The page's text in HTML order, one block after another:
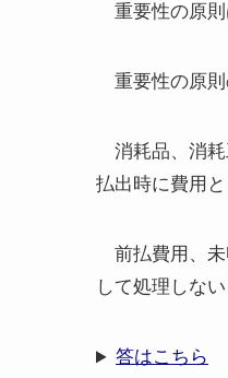
重要性の原則
重要性の原則
消耗品、消耗
払出時に費用
前払費用、
して処理しな
答はこちら